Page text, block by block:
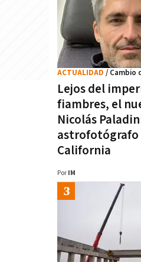
Lejos del
fiambres, el
Nicolás
astrofotógrafo
California
ACTUALIDAD / Cambio
Por IM